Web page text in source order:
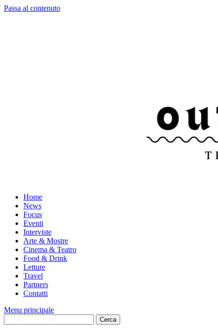
Passa al contenuto
Home
News
Focus
Eventi
Interviste
Arte & Mostre
Cinema & Teatro
Food & Drink
Letture
Travel
Partners
Contatti
Menu principale